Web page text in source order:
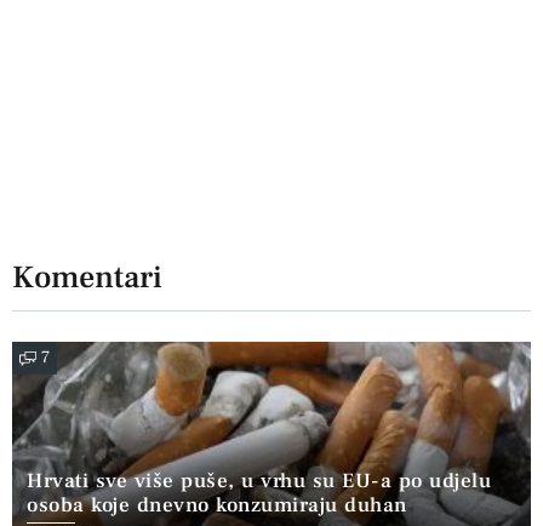
Komentari
7
Hrvati sve više puše, u vrhu su EU-a po udjelu
osoba koje dnevno konzumiraju duhan